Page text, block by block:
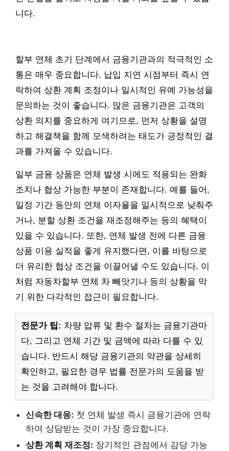
니다.
할부 연체 초기 단계에서 금융기관과의 적극적인 소
통은 매우 중요합니다. 납입 지연 시점부터 즉시 연
락하여 상환 계획 조정이나 일시적인 유예 가능성을
문의하는 것이 좋습니다. 많은 금융기관은 고객의
상환 의지를 중요하게 여기므로, 먼저 상황을 설명
하고 해결책을 함께 모색하려는 태도가 긍정적인 결
과를 가져올 수 있습니다.
일부 금융 상품은 연체 발생 시에도 적용되는 완화
조치나 협상 가능한 부분이 존재합니다. 예를 들어,
일정 기간 동안의 연체 이자율을 일시적으로 낮춰주
거나, 분할 상환 조건을 재조정해주는 등의 혜택이
있을 수 있습니다. 또한, 연체 발생 전에 다른 금융
상품 이용 실적을 좋게 유지했다면, 이를 바탕으로
더 유리한 협상 조건을 이끌어낼 수도 있습니다. 이
처럼 자동차할부 연체 차 빼앗기나 등의 상황을 막
기 위한 다각적인 접근이 필요합니다.
전문가 팁: 차량 압류 및 환수 절차는 금융기관마
다, 그리고 연체 기간 및 금액에 따라 다를 수 있
습니다. 반드시 해당 금융기관의 약관을 상세히
확인하고, 필요한 경우 법률 전문가의 도움을 받
는 것을 고려해야 합니다.
신속한 대응: 첫 연체 발생 즉시 금융기관에 연락
하여 상담받는 것이 가장 중요합니다.
상환 계획 재조정: 장기적인 관점에서 감당 가능